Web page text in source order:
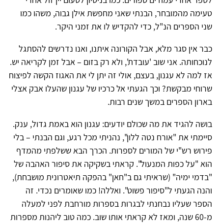
טעימה מהמובחר, הבנתי שאני מחפשת אילן גבוה, משהו כמו
שני הספרים הנ"ל, כדי להקדיש לו את זמני היקר.
כבר אין סגר מלא, אבל הקורונה איתנו, ואנו נדרשים להסתגל
לנוכחותה. אני שוב 'עובדת', ולא רק בזום – אבל זמן לקריאה יש.
אז למה לא עגנון, בעצם, אולי זה יתן לי את האגוז הקשה לפיצוח
שרוחי מבקשת? וכך הגעתי אל כרכיו של עגנון שהעלו אבק אצלי
בארון הספרים במשך שנים רבות.
בושה להגיד את מה שכולם יודעים: עגנון הוא באמת גדול, ענק.
סיימתי את "אורח נטה ללון", נהניתי מכל רגע, וגם הבנתי – בלי
פירוש רש"י של המורים לספרות. הכרך הבא ששלפתי מהמדף
הוא "על כפות המנעול". קראתי בשקיקה את סיפור האהבה של
"בדמי ימיה" (שראיתי גם ב"חאן" בהפקה תיאטרונית מושבחת),
והנה הגעתי ל"סיפור פשוט". ואללה! כמו שאומרים נכדי. זה
הספר שעליו נבחנתי לבגרות בספרות מורחבת לפני למעלה
מ-60 שנה, ומאז לא קראתי אותו שוב. כמה טוב ליהנות מספרות